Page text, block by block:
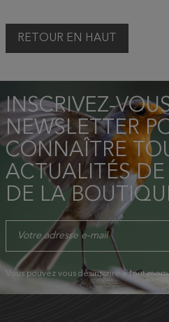
RETOUR EN HAUT
INSCRIVEZ-
NEWSLETTER
CONNAÎTRE
ACTUALITÉS DE
DE LA
Vous pouvez vous désinscrire à tout